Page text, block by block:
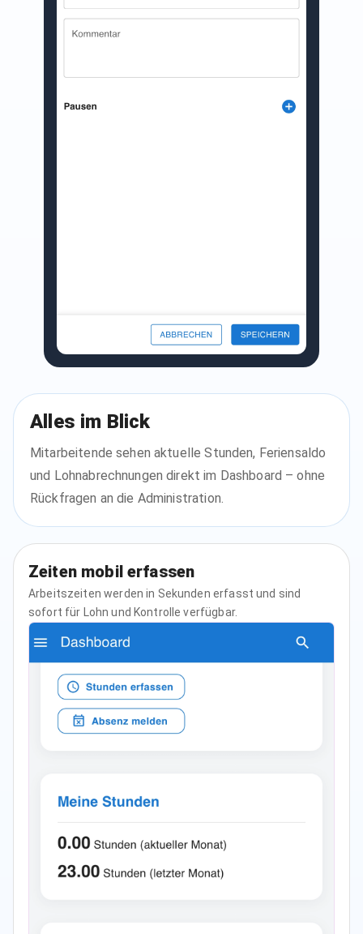
Alles im Blick
Mitarbeitende sehen aktuelle Stunden, Feriensaldo
und Lohnabrechnungen direkt im Dashboard – ohne
Rückfragen an die Administration.
Zeiten mobil erfassen
Arbeitszeiten werden in Sekunden erfasst und sind
sofort für Lohn und Kontrolle verfügbar.